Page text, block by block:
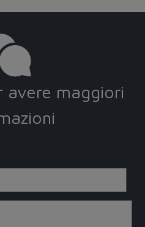
avere maggiori